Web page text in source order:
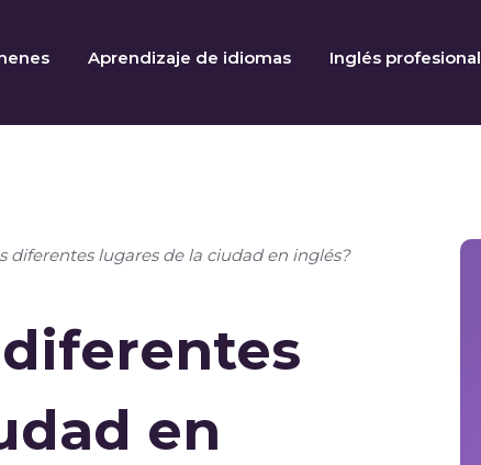
Aprendizaje de idiomas Inglés profesional
diferentes lugares de la ciudad en inglés?
diferentes
en